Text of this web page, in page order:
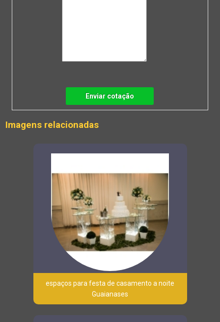
Enviar cotação
Imagens relacionadas
espaços para festa de casamento a noite
Guaianases